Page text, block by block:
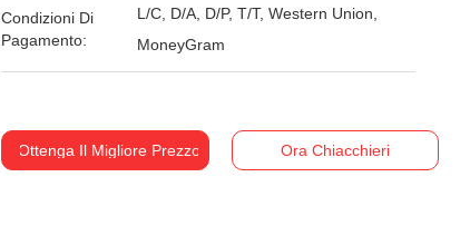
Condizioni Di
Pagamento:
L/C, D/A, D/P, T/T, Western Union,
MoneyGram
Ottenga Il Migliore Prezzo Ora Chiacchieri